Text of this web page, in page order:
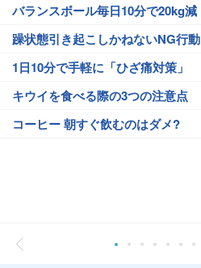
バランスボール毎日10分で20kg減
躁状態引き起こしかねないNG行動
1日10分で手軽に「ひざ痛対策」
キウイを食べる際の3つの注意点
コーヒー 朝すぐ飲むのはダメ?